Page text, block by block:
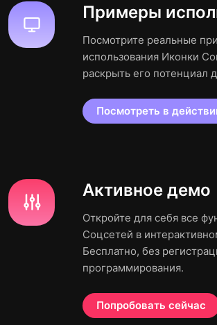
Примеры
Посмотрите реальные
использования Иконки
раскрыть его потенциал
Посмотреть в
Активное демо
Откройте для себя все
Соцсетей в
Бесплатно, без
программирования.
Попробовать сейчас